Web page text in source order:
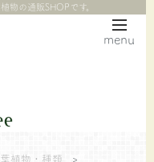
menu
物の通販SHOPです。
植物・種類
>